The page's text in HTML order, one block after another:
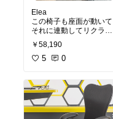
Elea
この椅子も座面が動いて
それに連動してリクライ
ニングも動くのが面白
い！！
涼しげなのも良い！
すっごい面白いデスクチ
ェア！いいねー！
￥58,190
5 0